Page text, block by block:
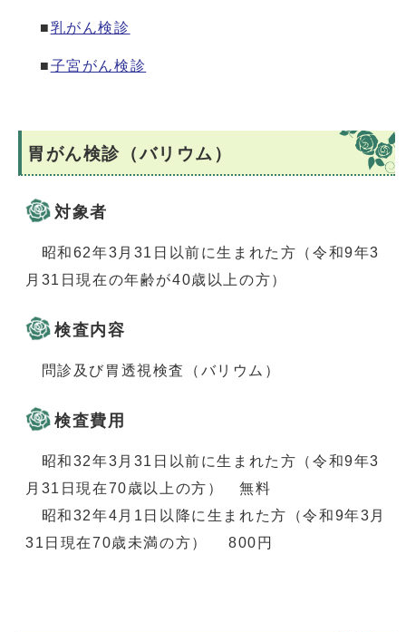
■乳がん検診
■子宮がん検診
胃がん検診（バリウム）
対象者
昭和62年3月31日以前に生まれた方（令和9年3
月31日現在の年齢が40歳以上の方）
検査内容
問診及び胃透視検査（バリウム）
検査費用
昭和32年3月31日以前に生まれた方（令和9年3
月31日現在70歳以上の方） 無料
昭和32年4月1日以降に生まれた方（令和9年3月
31日現在70歳未満の方） 800円